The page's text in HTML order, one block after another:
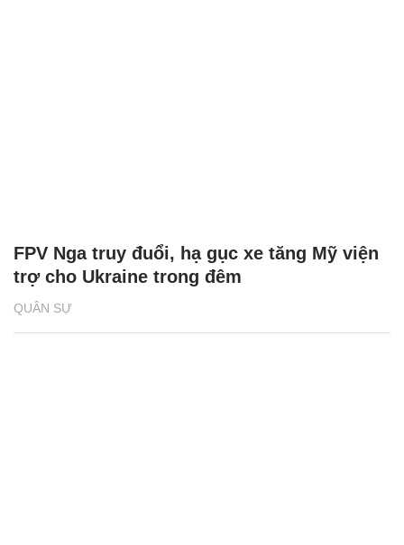
QUÂN SỰ
FPV Nga truy đuổi, hạ gục xe tăng Mỹ viện
trợ cho Ukraine trong đêm